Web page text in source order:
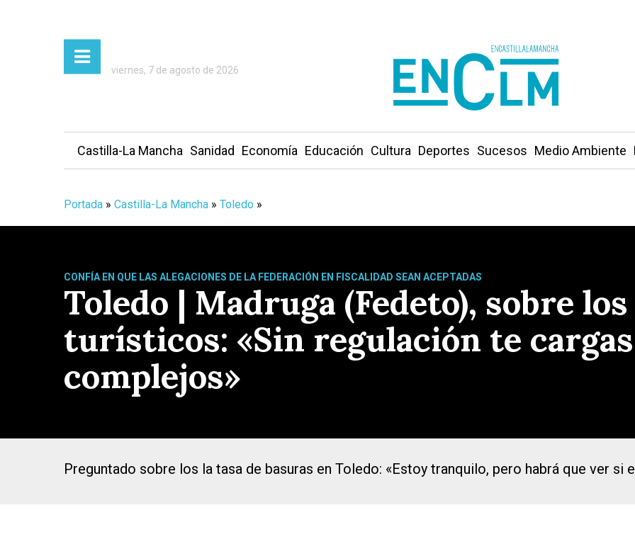
viernes, 7 de agosto de 2026
Castilla-La Mancha Sanidad Economía Educación Cultura Deportes Sucesos Medio Ambiente
Portada » Castilla-La Mancha » Toledo »
CONFÍA EN QUE LAS ALEGACIONES DE LA FEDERACIÓN EN FISCALIDAD SEAN ACEPTADAS
Toledo | Madruga (Fedeto), sobre
turísticos: «Sin regulación te
complejos»
Preguntado sobre los la tasa de basuras en Toledo: «Estoy tranquilo, pero habrá que ver si